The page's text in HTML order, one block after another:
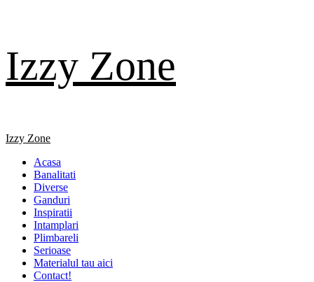
content
Izzy Zone
Primary
Izzy Zone
Acasa
Banalitati
Diverse
Ganduri
Inspiratii
Intamplari
Plimbareli
Serioase
Materialul tau aici
Contact!